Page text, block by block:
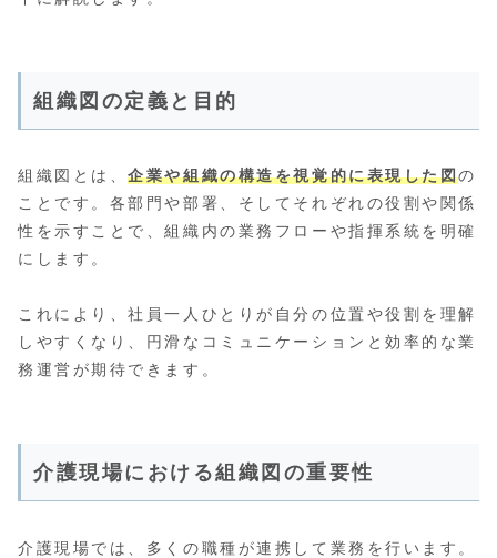
組織図の定義と目的
組織図とは、企業や組織の構造を視覚的に表現した図の
ことです。各部門や部署、そしてそれぞれの役割や関係
性を示すことで、組織内の業務フローや指揮系統を明確
にします。
これにより、社員一人ひとりが自分の位置や役割を理解
しやすくなり、円滑なコミュニケーションと効率的な業
務運営が期待できます。
介護現場における組織図の重要性
介護現場では、多くの職種が連携して業務を行います。